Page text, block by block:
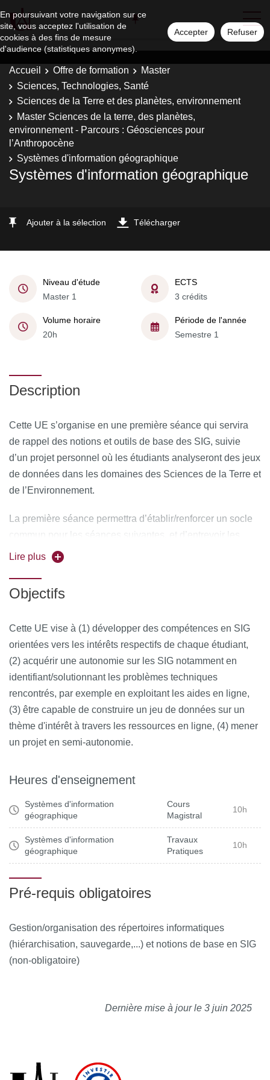
En poursuivant votre navigation sur ce
site, vous acceptez l'utilisation de
cookies à des fins de mesure
d'audience (statistiques anonymes).
Accepter Refuser
Accueil Offre de formation
Master
Sciences, Technologies, Santé
Sciences de la Terre et des planètes, environnement
Master Sciences de la terre, des planètes,
environnement - Parcours : Géosciences pour
l’Anthropocène
Systèmes d'information géographique
Systèmes d'information géographique
Ajouter à la sélection Télécharger
Niveau d'étude
Master 1
ECTS
3 crédits
Volume horaire
20h
Période de l'année
Semestre 1
Description
Cette UE s’organise en une première séance qui servira
de rappel des notions et outils de base des SIG, suivie
d’un projet personnel où les étudiants analyseront des jeux
de données dans les domaines des Sciences de la Terre et
de l’Environnement.
La première séance permettra d’établir/renforcer un socle
commun pour les séances suivantes, et d’entrevoir les
potentialités des SIG pour le traitement des données
de leurs avantages/inconvénients, principes de l’analyse
Au cours des séances suivantes, les étudiants mèneront
une analyse individuelle de jeux de données fournis par
l’enseignant et complétés par des recherches en ligne. Ils
devront définir un nombre limité de questions auxquelles
ils tâcheront de répondre à partir de ces données, et
identifier les outils appropriés pour cela. Au cours de
chacune de ces séances, les étudiants produiront un
problèmes rencontrés, et les résultats obtenus. Le rapport
graphiques commentés pour répondre aux questions
initiales.
Lire plus
Objectifs
Cette UE vise à (1) développer des compétences en SIG
orientées vers les intérêts respectifs de chaque étudiant,
(2) acquérir une autonomie sur les SIG notamment en
identifiant/solutionnant les problèmes techniques
rencontrés, par exemple en exploitant les aides en ligne,
(3) être capable de construire un jeu de données sur un
thème d'intérêt à travers les ressources en ligne, (4) mener
un projet en semi-autonomie.
Heures d'enseignement
Systèmes d'information
géographique
Cours
Magistral
10h
Systèmes d'information
géographique
Travaux
Pratiques
10h
Pré-requis obligatoires
Gestion/organisation des répertoires informatiques
(hiérarchisation, sauvegarde,...) et notions de base en SIG
(non-obligatoire)
Dernière mise à jour le 3 juin 2025